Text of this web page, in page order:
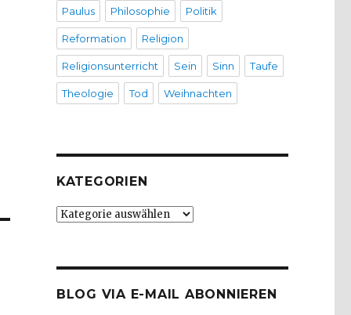
Paulus Philosophie Politik
Reformation Religion
Religionsunterricht Sein Sinn Taufe
Theologie Tod Weihnachten
KATEGORIEN
Kategorien
BLOG VIA E-MAIL ABONNIEREN